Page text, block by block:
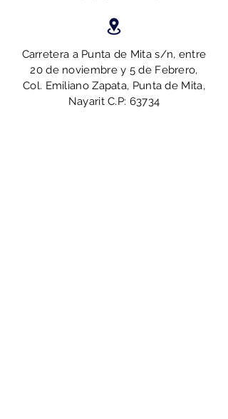
Carretera a Punta de Mita s/n, entre
20 de noviembre y 5 de Febrero,
Col. Emiliano Zapata, Punta de Mita,
Nayarit C.P: 63734